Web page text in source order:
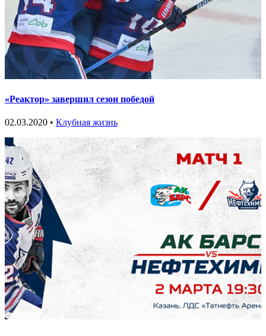
«Реактор» завершил сезон победой
02.03.2020 • Клубная жизнь